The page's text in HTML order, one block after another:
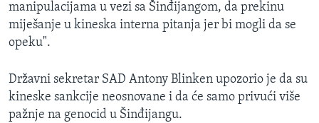
manipulacijama u vezi sa Šinđijangom, da prekinu
miješanje u kineska interna pitanja jer bi mogli da se
opeku".
Državni sekretar SAD Antony Blinken upozorio je da su
kineske sankcije neosnovane i da će samo privući više
pažnje na genocid u Šinđijangu.